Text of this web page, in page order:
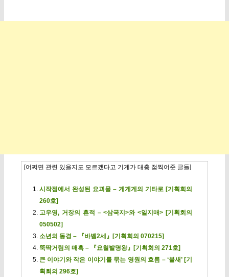
[어쩌면 관련 있을지도 모르겠다고 기계가 대충 점찍어준 글들]
시작점에서 완성된 요괴물 – 게게게의 기타로 [기획회의
260호]
고우영, 거장의 흔적 – <삼국지>와 <일지매> [기획회의
050502]
소년의 동경 – 『바벨2세』[기획회의 070215]
뚝딱거림의 매혹 – 『요철발명왕』[기획회의 271호]
큰 이야기와 작은 이야기를 묶는 영원의 흐름 – ‘불새’ [기
획회의 296호]